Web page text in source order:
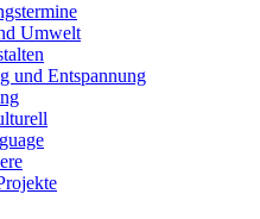
Umwelt
und Entspannung